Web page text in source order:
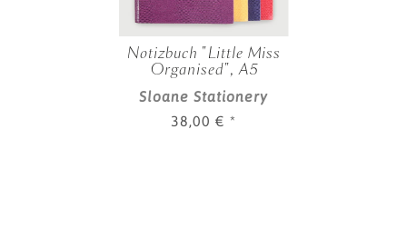
Notizbuch "Little Miss
Organised", A5
Sloane Stationery
38,00 € *